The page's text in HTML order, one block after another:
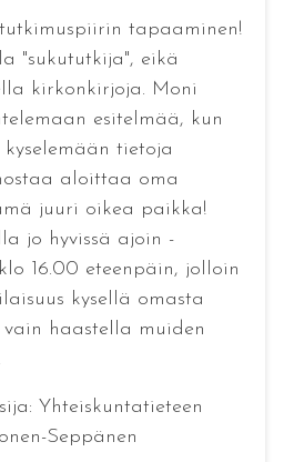
tapaaminen!
"sukututkija", eikä
kirkonkirjoja. Moni
esitelmää, kun
tietoja
aloittaa oma
juuri oikea paikka!
jo hyvissä ajoin -
16.00 eteenpäin, jolloin
kysellä omasta
vain haastella muiden
Yhteiskuntatieteen
Seppänen